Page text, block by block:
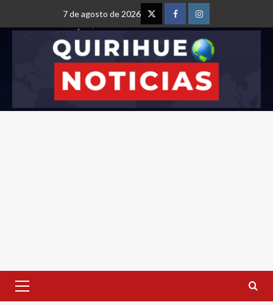
7 de agosto de 2026